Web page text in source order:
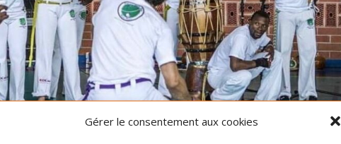
Gérer le consentement aux cookies